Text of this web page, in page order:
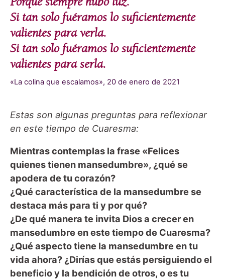
Si tan solo fuéramos lo suficientemente
valientes para verla.
Si tan solo fuéramos lo suficientemente
valientes para serla.
«La colina que escalamos», 20 de enero de 2021
Estas son algunas preguntas para reflexionar
en este tiempo de Cuaresma:
Mientras contemplas la frase «Felices
quienes tienen mansedumbre», ¿qué se
apodera de tu corazón?
¿Qué característica de la mansedumbre se
destaca más para ti y por qué?
¿De qué manera te invita Dios a crecer en
mansedumbre en este tiempo de Cuaresma?
¿Qué aspecto tiene la mansedumbre en tu
vida ahora? ¿Dirías que estás persiguiendo el
beneficio y la bendición de otros, o es tu